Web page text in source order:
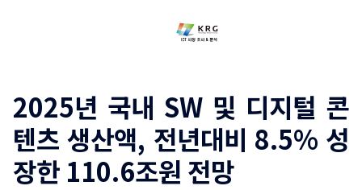
2025년 국내 SW 및 디지털 콘
텐츠 생산액, 전년대비 8.5% 성
장한 110.6조원 전망